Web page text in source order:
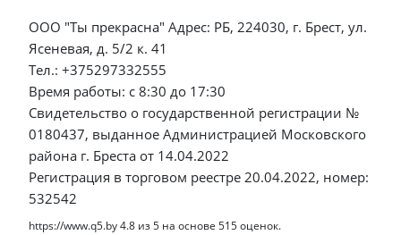
ООО "Ты прекрасна" Адрес: РБ, 224030, г. Брест, ул.
Ясеневая, д. 5/2 к. 41
Тел.: +375297332555
Время работы: с 8:30 до 17:30
Свидетельство о государственной регистрации №
0180437, выданное Администрацией Московского
района г. Бреста от 14.04.2022
Регистрация в торговом реестре 20.04.2022, номер:
532542
https://www.q5.by4.8 из5 на основе 515оценок.